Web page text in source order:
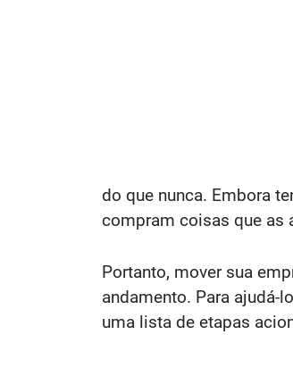
do que nunca. Embora
compram coisas que as
Portanto, mover sua
andamento. Para ajudá-
uma lista de etapas